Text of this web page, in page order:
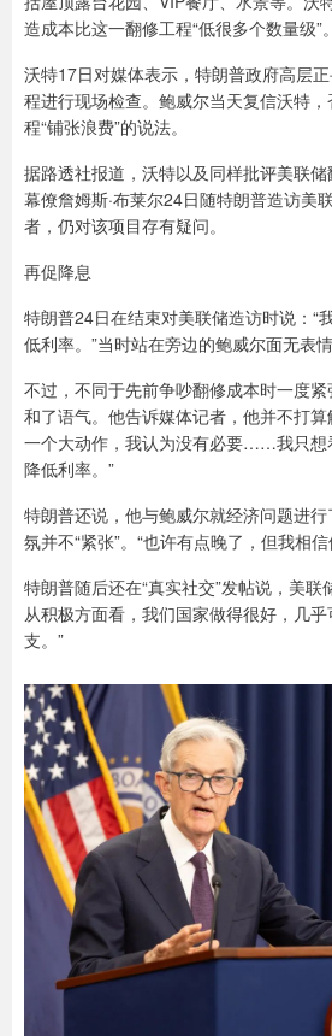
造成本比这一翻修工程“低很多个数量级”。
沃特17日对媒体表示，特朗普政府高层
程进行现场检查。鲍威尔当天复信沃特
程“铺张浪费”的说法。
据路透社报道，沃特以及同样批评美联
幕僚詹姆斯·布莱尔24日随特朗普造访美
者，仍对该项目存有疑问。
再促降息
特朗普24日在结束对美联储造访时说：“
低利率。”当时站在旁边的鲍威尔面无表情
不过，不同于先前争吵翻修成本时一度
和了语气。他告诉媒体记者，他并不打
一个大动作，我认为没有必要……我只想
降低利率。”
特朗普还说，他与鲍威尔就经济问题进行
氛并不“紧张”。“也许有点晚了，但我相
特朗普随后还在“真实社交”发帖说，美联
从积极方面看，我们国家做得很好，几
支。”